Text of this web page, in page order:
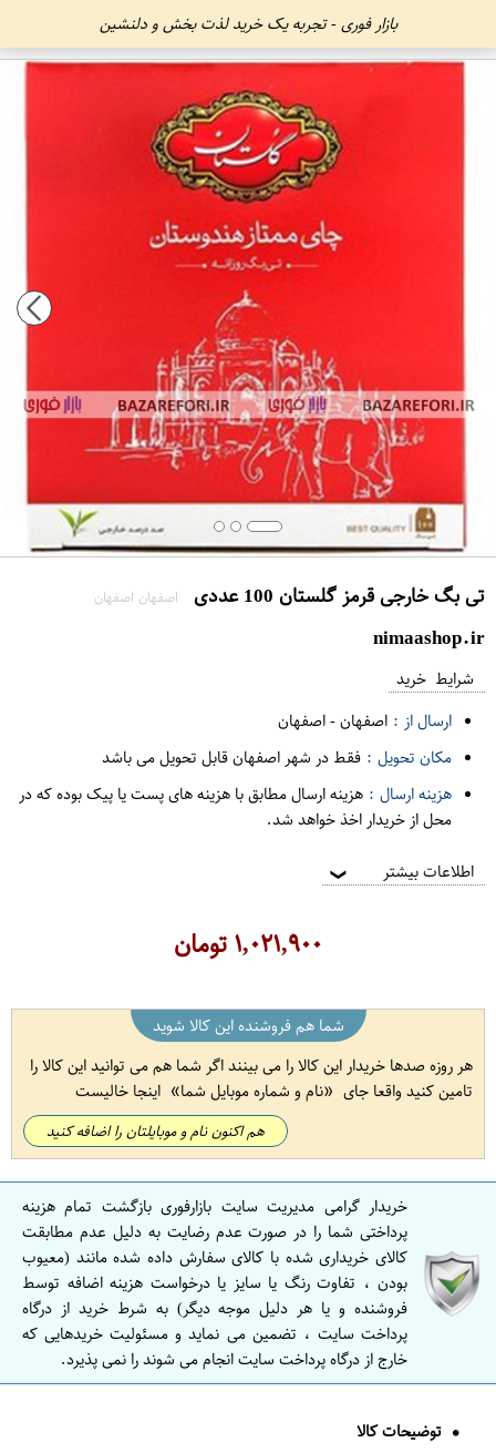
بازار فوری - تجربه یک خرید لذت بخش و دلنشین
تی بگ خارجی قرمز گلستان 100 عددی اصفهان اصفهان
nimaashop.ir
شرایط خرید
ارسال از : اصفهان-اصفهان
مکان تحویل : فقط در شهر اصفهان قابل تحویل می باشد
هزینه ارسال : هزینه ارسال مطابق با هزینه های پست یا پیک بوده که در
محل از خریدار اخذ خواهد شد.
اطلاعات بیشتر ❯
۱,۰۲۱,۹۰۰تومان
شما هم فروشنده این کالا شوید
هر روزه صدها خریدار این کالا را می بینند اگر شما هم می توانید این کالا را
تامین کنید واقعا جای
نام و شماره موبایل شما اینجا خالیست
هم اکنون نام و موبایلتان را اضافه کنید
خریدار گرامی مدیریت سایت بازارفوری بازگشت تمام هزینه
پرداختی شما را در صورت عدم رضایت به دلیل عدم مطابقت
کالای خریداری شده با کالای سفارش داده شده مانند (معیوب
بودن ، تفاوت رنگ یا سایز یا درخواست هزینه اضافه توسط
فروشنده و یا هر دلیل موجه دیگر) به شرط خرید از درگاه
پرداخت سایت ، تضمین می نماید و مسئولیت خریدهایی که
خارج از درگاه پرداخت سایت انجام می شوند را نمی پذیرد.
توضیحات کالا